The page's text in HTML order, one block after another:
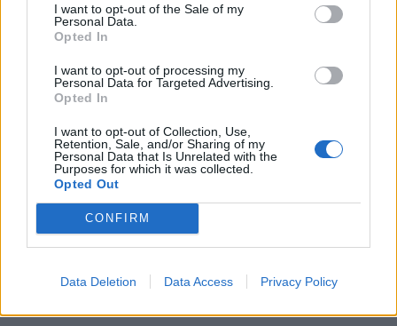
I want to opt-out of the Sale of my
Personal Data.
Opted In
I want to opt-out of processing my
Personal Data for Targeted Advertising.
Opted In
I want to opt-out of Collection, Use,
Retention, Sale, and/or Sharing of my
Personal Data that Is Unrelated with the
Purposes for which it was collected.
Opted Out
CONFIRM
Data Deletion Data Access Privacy Policy
01 08
ΧΕΙΜΩΝΙΑΤΙΚΑ ΣΥΝΟΛΑ WINTER LOOKS
ΕΛΛΗΝΙΔΕΣ CELEBRITIES